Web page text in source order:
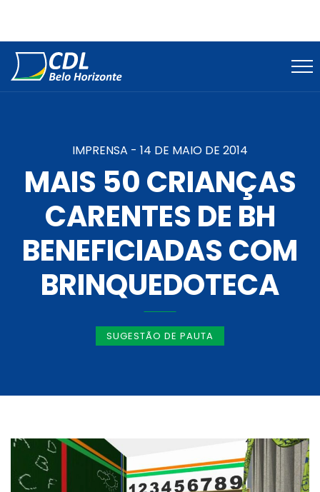
IMPRENSA - 14 DE MAIO DE 2014
MAIS 50 CRIANÇAS
CARENTES DE BH
BENEFICIADAS COM
BRINQUEDOTECA
SUGESTÃO DE PAUTA